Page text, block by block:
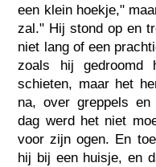
een klein hoekje,"
zal." Hij stond op en
niet lang of een
zoals hij gedroomd
schieten, maar het
na, over greppels
dag werd het niet
voor zijn ogen. En
hij bij een huisje, en